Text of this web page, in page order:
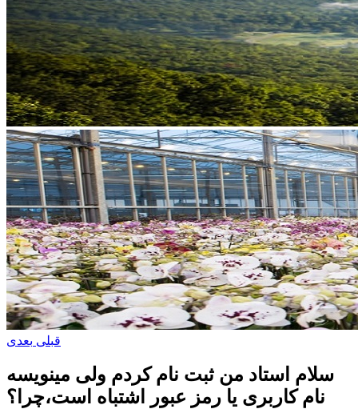
قبلی بعدی
سلام استاد من ثبت نام کردم ولی مینویسه
نام کاربری یا رمز عبور اشتباه است،چرا؟